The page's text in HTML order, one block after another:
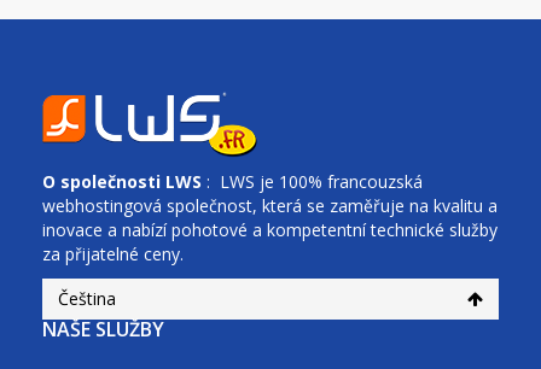
O společnosti LWS : LWS je 100% francouzská
webhostingová společnost, která se zaměřuje na kvalitu a
inovace a nabízí pohotové a kompetentní technické služby
za přijatelné ceny.
Čeština
NAŠE SLUŽBY